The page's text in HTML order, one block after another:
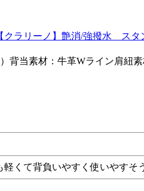
ラリーノ】艶消/強撥水 スタ
背当素材：牛革Wライン肩紐
くて背負いやすく使いやすそ